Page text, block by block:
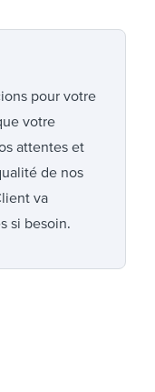
pour votre
votre
attentes et
de nos
va
si besoin.